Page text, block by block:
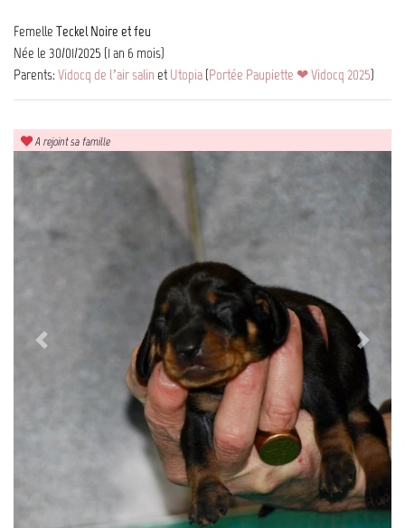
A rejoint sa famille
Previous Next
Femelle Teckel Noire et feu
Née le 30/01/2025 (1 an 6 mois)
Parents: Vidocq de l’air salin et Utopia (Portée Paupiette ❤ Vidocq 2025)